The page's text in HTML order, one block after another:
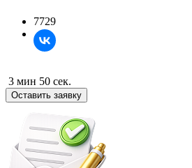
7729
3 мин 50 сек.
Оставить заявку